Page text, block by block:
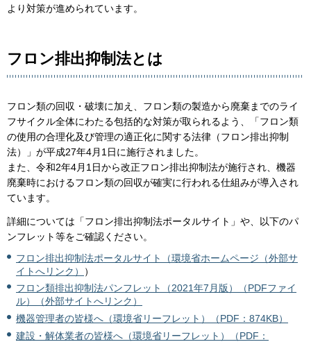
より対策が進められています。
フロン排出抑制法とは
フロン類の回収・破壊に加え、フロン類の製造から廃棄までのライ
フサイクル全体にわたる包括的な対策が取られるよう、「フロン類
の使用の合理化及び管理の適正化に関する法律（フロン排出抑制
法）」が平成27年4月1日に施行されました。
また、令和2年4月1日から改正フロン排出抑制法が施行され、機器
廃棄時におけるフロン類の回収が確実に行われる仕組みが導入され
ています。
詳細については「フロン排出抑制法ポータルサイト」や、以下のパ
ンフレット等をご確認ください。
フロン排出抑制法ポータルサイト（環境省ホームページ（外部サ
イトへリンク）
）
フロン類排出抑制法パンフレット（2021年7月版）（PDFファイ
ル）（外部サイトへリンク）
機器管理者の皆様へ（環境省リーフレット）（PDF：874KB）
建設・解体業者の皆様へ（環境省リーフレット）（PDF：